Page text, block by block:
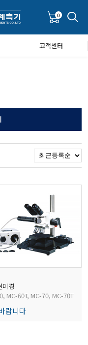
0
고객센터
미경
MC-60T, MC-70, MC-70T
랍니다